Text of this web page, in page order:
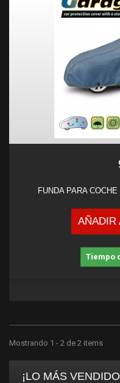
FUNDA PARA
AÑADIR
Tiempo
Mostrando 1 - 2 de 2 items
¡LO MÁS